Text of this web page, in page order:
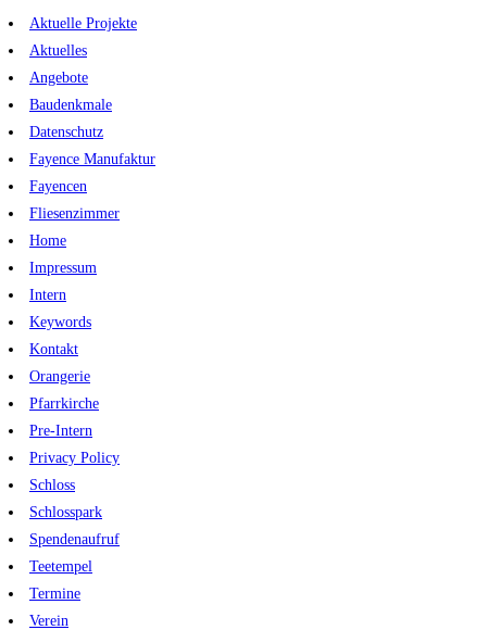
Zum
Inhalt
springen
Aktuelle Projekte
Aktuelles
Angebote
Baudenkmale
Datenschutz
Fayence Manufaktur
Fayencen
Fliesenzimmer
Home
Impressum
Intern
Keywords
Kontakt
Orangerie
Pfarrkirche
Pre-Intern
Privacy Policy
Schloss
Schlosspark
Spendenaufruf
Teetempel
Termine
Verein